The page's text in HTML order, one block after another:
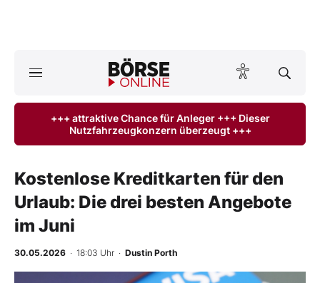
Anlageprodukte
Finanz-Check
Abo & Shop
Experten
+++ attraktive Chance für Anleger +++ Dieser
Nutzfahrzeugkonzern überzeugt +++
Kostenlose Kreditkarten für den
Urlaub: Die drei besten Angebote
im Juni
30.05.2026 · 18:03 Uhr · Dustin Porth